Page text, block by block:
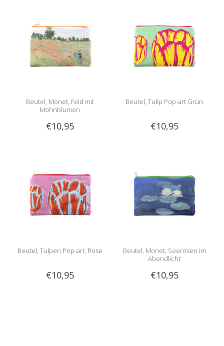
Beutel, Monet, Feld mit
Mohnblumen
€10,95
Beutel, Tulip Pop-art Grün
€10,95
Beutel, Tulpen Pop-art, Rose
€10,95
Beutel, Monet, Seerosen im
Abendlicht
€10,95